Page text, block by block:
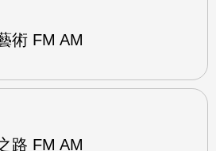
術 FM AM
路 FM AM